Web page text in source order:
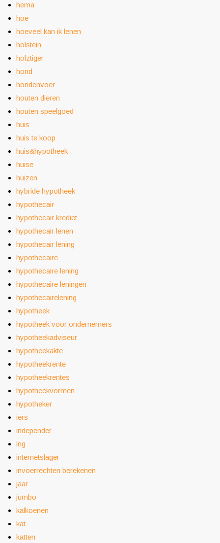
hema
hoe
hoeveel kan ik lenen
holstein
holztiger
hond
hondenvoer
houten dieren
houten speelgoed
huis
huis te koop
huis&hypotheek
huise
huizen
hybride hypotheek
hypothecair
hypothecair krediet
hypothecair lenen
hypothecair lening
hypothecaire
hypothecaire lening
hypothecaire leningen
hypothecairelening
hypotheek
hypotheek voor ondernemers
hypotheekadviseur
hypotheekakte
hypotheekrente
hypotheekrentes
hypotheekvormen
hypotheker
iers
independer
ing
internetslager
invoerrechten berekenen
jaar
jumbo
kalkoenen
kat
katten